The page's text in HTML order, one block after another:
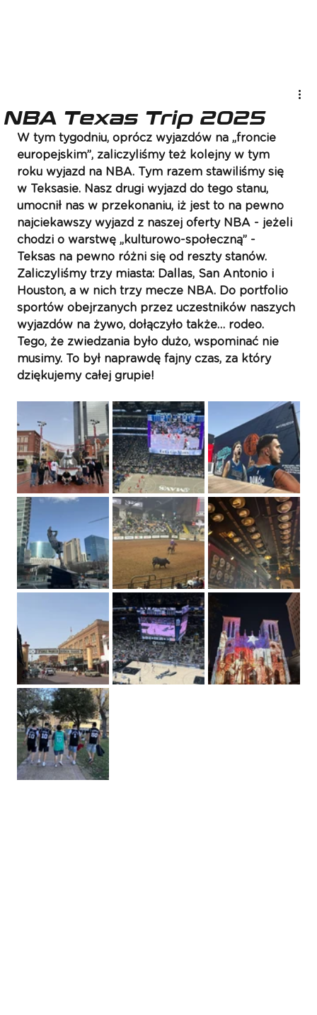
NBA Texas Trip 2025
W tym tygodniu, oprócz wyjazdów na „froncie
europejskim”, zaliczyliśmy też kolejny w tym
roku wyjazd na NBA. Tym razem stawiliśmy się
w Teksasie. Nasz drugi wyjazd do tego stanu,
umocnił nas w przekonaniu, iż jest to na pewno
najciekawszy wyjazd z naszej oferty NBA - jeżeli
chodzi o warstwę „kulturowo-społeczną” -
Teksas na pewno różni się od reszty stanów.
Zaliczyliśmy trzy miasta: Dallas, San Antonio i
Houston, a w nich trzy mecze NBA. Do portfolio
sportów obejrzanych przez uczestników naszych
wyjazdów na żywo, dołączyło także… rodeo.
Tego, że zwiedzania było dużo, wspominać nie
musimy. To był naprawdę fajny czas, za który
dziękujemy całej grupie!